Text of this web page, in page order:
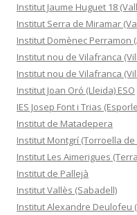
Institut Jaume Huguet 18
Institut Serra de Miramar
Institut Domènec Perramon
Institut nou de Vilafranca
Institut nou de Vilafranca
Institut Joan Oró (Lleida) ESO
IES Josep Font i Trias
Institut de Matadepera
Institut Montgrí (Torroella de
Institut Les Aimerigues
Institut de Pallejà
Institut Vallès (Sabadell)
Institut Alexandre Deulofeu